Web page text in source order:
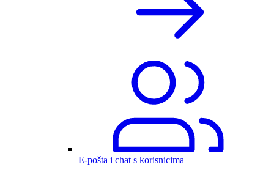
E-pošta i chat s korisnicima